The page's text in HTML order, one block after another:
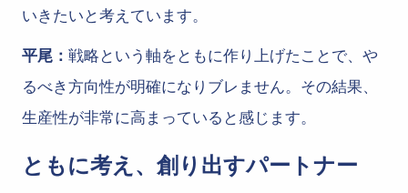
いきたいと考えています。
平尾： 戦略という軸をともに作り上げたことで、や
るべき方向性が明確になりブレません。その結果、
生産性が非常に高まっていると感じます。
ともに考え、創り出すパートナー